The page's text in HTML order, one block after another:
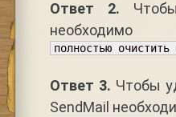
Ответ 2.
необходимо
полностью очистить
Ответ 3. Чтобы
SendMail